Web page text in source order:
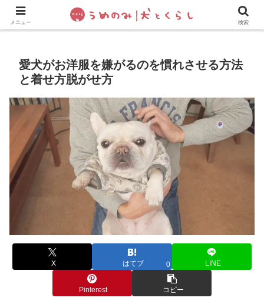
犬の手作りご飯 フレブル飼い方・しつけ ペットグッズ&
愛犬がお洋服を嫌がるのを慣れさせる方法
と着せ方脱がせ方
X はてブ 0 LINE
Pinterest コピー
メニュー 検索